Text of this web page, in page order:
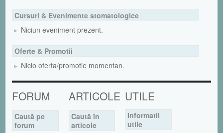
Cursuri & Evenimente stomatologice
Niciun eveniment prezent.
Oferte & Promotii
Nicio oferta/promotie momentan.
FORUM
Caută pe
forum
ARTICOLE
Caută în
articole
UTILE
Informatii
utile